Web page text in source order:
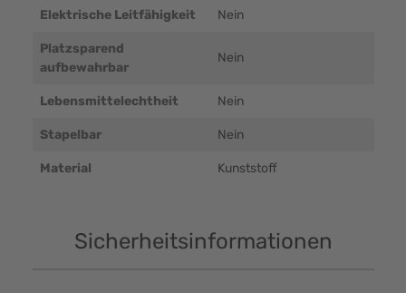
Elektrische Leitfähigkeit Nein
Platzsparend
aufbewahrbar
Nein
Lebensmittelechtheit Nein
Stapelbar Nein
Material Kunststoff
Sicherheitsinformationen